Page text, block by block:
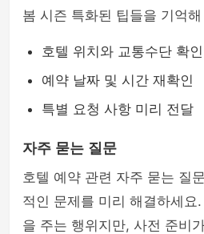
봄 시즌 특화된 팁들을 기억
호텔 위치와 교통수단 확인
예약 날짜 및 시간 재확인
특별 요청 사항 미리 전달
자주 묻는 질문
호텔 예약 관련 자주 묻는 질
적인 문제를 미리 해결하세요
을 주는 행위지만, 사전 준비